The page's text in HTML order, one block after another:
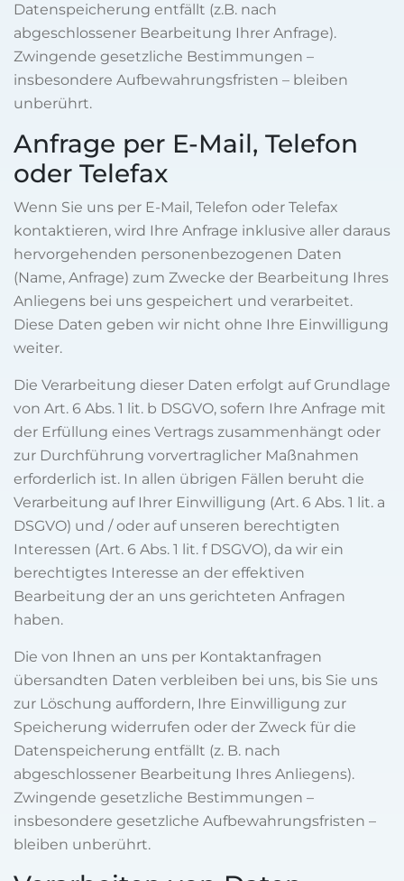
Datenspeicherung entfällt (z.B. nach
abgeschlossener Bearbeitung Ihrer Anfrage).
Zwingende gesetzliche Bestimmungen –
insbesondere Aufbewahrungsfristen – bleiben
unberührt.
Anfrage per E-Mail, Telefon
oder Telefax
Wenn Sie uns per E-Mail, Telefon oder Telefax
kontaktieren, wird Ihre Anfrage inklusive aller daraus
hervorgehenden personenbezogenen Daten
(Name, Anfrage) zum Zwecke der Bearbeitung Ihres
Anliegens bei uns gespeichert und verarbeitet.
Diese Daten geben wir nicht ohne Ihre Einwilligung
weiter.
Die Verarbeitung dieser Daten erfolgt auf Grundlage
von Art. 6 Abs. 1 lit. b DSGVO, sofern Ihre Anfrage mit
der Erfüllung eines Vertrags zusammenhängt oder
zur Durchführung vorvertraglicher Maßnahmen
erforderlich ist. In allen übrigen Fällen beruht die
Verarbeitung auf Ihrer Einwilligung (Art. 6 Abs. 1 lit. a
DSGVO) und / oder auf unseren berechtigten
Interessen (Art. 6 Abs. 1 lit. f DSGVO), da wir ein
berechtigtes Interesse an der effektiven
Bearbeitung der an uns gerichteten Anfragen
haben.
Die von Ihnen an uns per Kontaktanfragen
übersandten Daten verbleiben bei uns, bis Sie uns
zur Löschung auffordern, Ihre Einwilligung zur
Speicherung widerrufen oder der Zweck für die
Datenspeicherung entfällt (z. B. nach
abgeschlossener Bearbeitung Ihres Anliegens).
Zwingende gesetzliche Bestimmungen –
insbesondere gesetzliche Aufbewahrungsfristen –
bleiben unberührt.